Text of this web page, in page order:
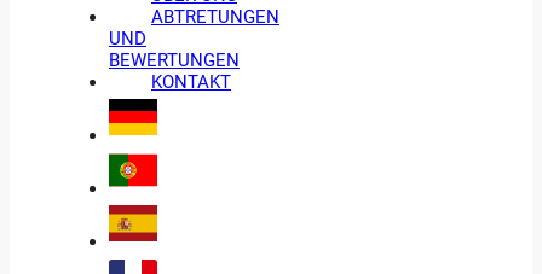
ABTRETUNGEN
UND
BEWERTUNGEN
KONTAKT